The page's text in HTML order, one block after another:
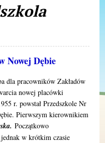
Nowej Dębie
pracowników Zakładów
nowej placówki
r. powstał Przedszkole Nr
Pierwszym kierownikiem
Początkowo
w krótkim czasie